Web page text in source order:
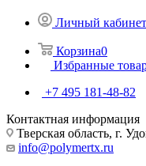
Личный кабинет
Корзина0
Избранные
+7 495 181-48-82
Контактная информация
Тверская область, г.
info@polymertx.ru